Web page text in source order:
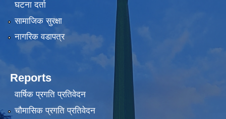
घटना दर्ता
सामाजिक सुरक्षा
नागरिक वडापत्र
Reports
वार्षिक प्रगति प्रतिवेदन
चौमासिक प्रगति प्रतिवेदन